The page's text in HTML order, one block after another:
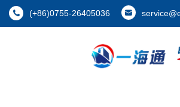
(+86)0755-26405036